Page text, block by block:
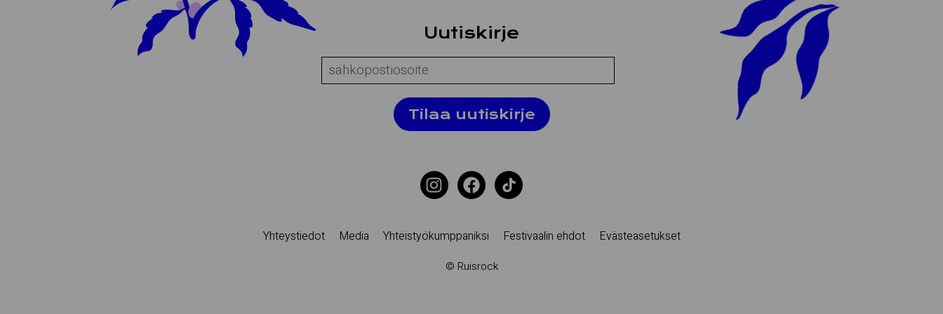
Si­vus­ton tiedot ly­hyes­ti Uu­tis­kir­je
Comment:
Tilaa uutiskirje
Yhteystiedot Media Yhteistyökumppaniksi Festivaalin ehdot Eväste­asetukset
© Ruisrock